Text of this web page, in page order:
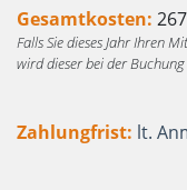
Gesamtkosten:
Falls Sie dieses Jahr Ihren
wird dieser bei der
Zahlungfrist: lt.